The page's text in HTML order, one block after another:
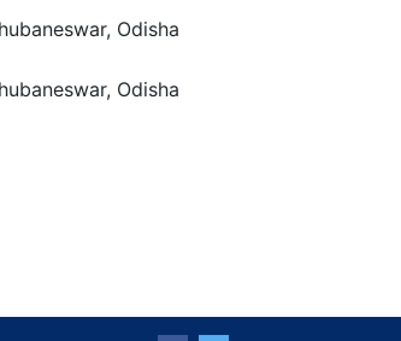
Odisha
Odisha